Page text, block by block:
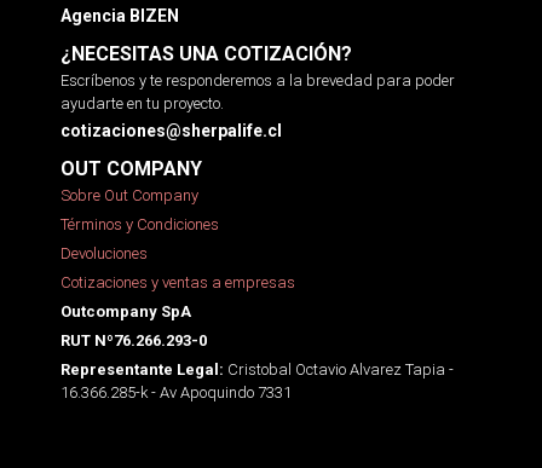
Agencia BIZEN
¿NECESITAS UNA COTIZACIÓN?
Escríbenos y te responderemos a la brevedad para poder
ayudarte en tu proyecto.
cotizaciones@sherpalife.cl
OUT COMPANY
Sobre Out Company
Términos y Condiciones
Devoluciones
Cotizaciones y ventas a empresas
Outcompany SpA
RUT Nº76.266.293-0
Representante Legal: Cristobal Octavio Alvarez Tapia -
16.366.285-k - Av Apoquindo 7331